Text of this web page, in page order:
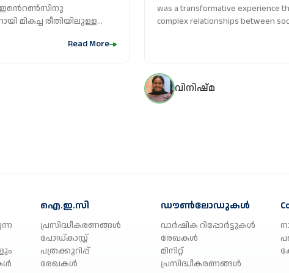
Read More
was a transformative experience
complex relationships between
marginalized communities,
internship, I gained hands-on
mobilization, and advocacy. I
action on how a community can act
between social justice,
വിനിഷ്മ
ഐ.ഇ.സി
പ്രസിദ്ധീകരണങ്ങൾ
പോഡ്കാസ്റ്റ്
പത്രക്കുറിപ്പ്
രേഖകൾ
ഡൗൺലോഡുകൾ
വാർഷിക റിപ്പോർട്ടുകൾ
രേഖകൾ
മിനിറ്റ്
പ്രസിദ്ധീകരണങ്ങൾ